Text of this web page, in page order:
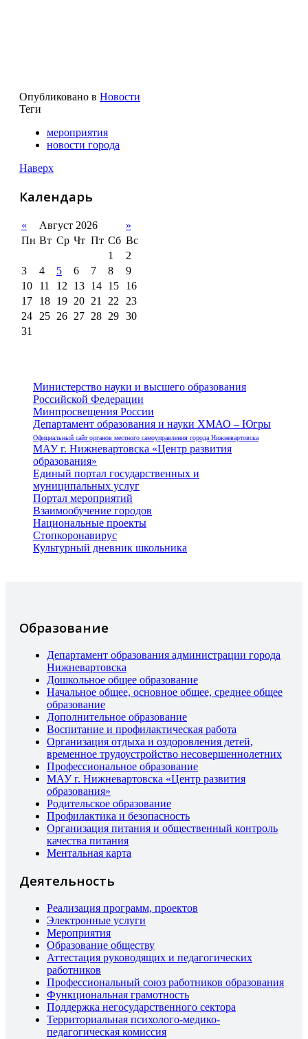
Опубликовано в Новости
Теги
мероприятия
новости города
Наверх
Календарь
« Август 2026
»
Пн Вт Ср Чт Пт Сб Вс
1
2
3
4 5 6 7 8
9
10
11 12 13 14 15
16
17
18 19 20 21 22
23
24
25 26 27 28 29 30
31
Министерство науки и высшего образования
Российской Федерации
Минпросвещения России
Департамент образования и науки ХМАО – Югры
Официальный сайт органов местного самоуправления города Нижневартовска
МАУ г. Нижневартовска «Центр развития
образования»
Единый портал государственных и
муниципальных услуг
Портал мероприятий
Взаимообучение городов
Национальные проекты
Стопкоронавирус
Культурный дневник школьника
Образование
Департамент образования администрации города
Нижневартовска
Дошкольное общее образование
Начальное общее, основное общее, среднее общее
образование
Дополнительное образование
Воспитание и профилактическая работа
Организация отдыха и оздоровления детей,
временное трудоустройство несовершеннолетних
Профессиональное образование
МАУ г. Нижневартовска «Центр развития
образования»
Родительское образование
Профилактика и безопасность
Организация питания и общественный контроль
качества питания
Ментальная карта
Деятельность
Реализация программ, проектов
Электронные услуги
Мероприятия
Образование обществу
Аттестация руководящих и педагогических
работников
Профессиональный союз работников образования
Функциональная грамотность
Поддержка негосударственного сектора
Территориальная психолого-медико-
педагогическая комиссия